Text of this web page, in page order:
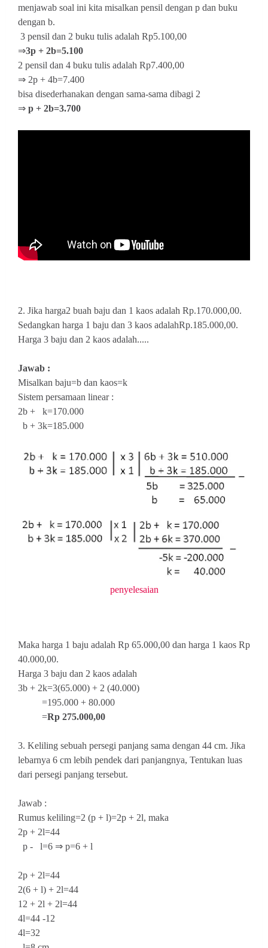
menjawab soal ini kita misalkan pensil dengan p dan buku
dengan b.
3 pensil dan 2 buku tulis adalah Rp5.100,00
⇒3p + 2b=5.100
2 pensil dan 4 buku tulis adalah Rp7.400,00
⇒ 2p + 4b=7.400
bisa disederhanakan dengan sama-sama dibagi 2
⇒ p + 2b=3.700
2. Jika harga2 buah baju dan 1 kaos adalah Rp.170.000,00.
Sedangkan harga 1 baju dan 3 kaos adalahRp.185.000,00.
Harga 3 baju dan 2 kaos adalah.....
Jawab :
Misalkan baju=b dan kaos=k
Sistem persamaan linear :
2b + k=170.000
b + 3k=185.000
penyelesaian
Maka harga 1 baju adalah Rp 65.000,00 dan harga 1 kaos Rp
40.000,00.
Harga 3 baju dan 2 kaos adalah
3b + 2k=3(65.000) + 2 (40.000)
=195.000 + 80.000
=Rp 275.000,00
3. Keliling sebuah persegi panjang sama dengan 44 cm. Jika
lebarnya 6 cm lebih pendek dari panjangnya, Tentukan luas
dari persegi panjang tersebut.
Jawab :
Rumus keliling=2 (p + l)=2p + 2l, maka
2p + 2l=44
p - l=6 ⇒ p=6 + l
2p + 2l=44
2(6 + l) + 2l=44
12 + 2l + 2l=44
4l=44 -12
4l=32